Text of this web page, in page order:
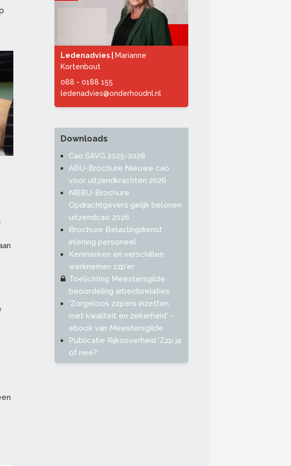
Ledenadvies |
Marianne
Kortenbout
088 - 0188 155
ledenadvies@onderhoudnl.nl
Downloads
Cao SAVG 2025-2028
ABU-Brochure Nieuwe cao
voor uitzendkrachten 2026
NBBU-Brochure
Opdrachtgevers gelijk belonen
uitzendcao 2026
Brochure Belastingdienst
inlening personeel
Kenmerken en verschillen
werknemer-zzp'er
Toelichting Meestersgilde
beoordeling arbeidsrelaties
'Zorgeloos zzp’ers inzetten
met kwaliteit en zekerheid' -
ebook van Meestersgilde
Publicatie Rijksoverheid 'Zzp ja
of nee?'